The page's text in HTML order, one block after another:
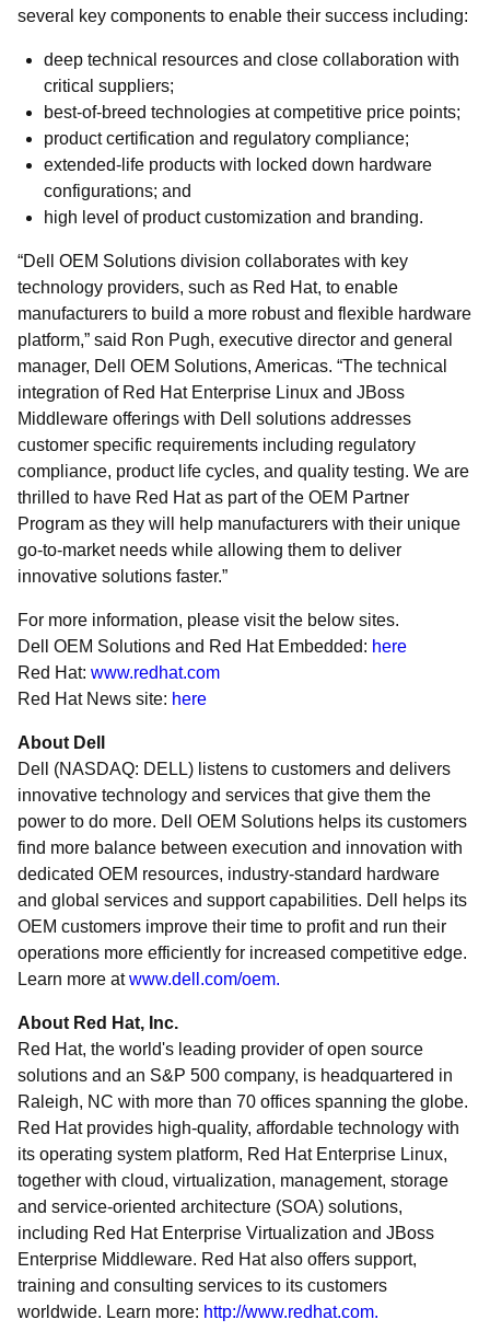
several key components to enable their success including:
deep technical resources and close collaboration with
critical suppliers;
best-of-breed technologies at competitive price points;
product certification and regulatory compliance;
extended-life products with locked down hardware
configurations; and
high level of product customization and branding.
“Dell OEM Solutions division collaborates with key
technology providers, such as Red Hat, to enable
manufacturers to build a more robust and flexible hardware
platform,” said Ron Pugh, executive director and general
manager, Dell OEM Solutions, Americas. “The technical
integration of Red Hat Enterprise Linux and JBoss
Middleware offerings with Dell solutions addresses
customer specific requirements including regulatory
compliance, product life cycles, and quality testing. We are
thrilled to have Red Hat as part of the OEM Partner
Program as they will help manufacturers with their unique
go-to-market needs while allowing them to deliver
innovative solutions faster.”
For more information, please visit the below sites.
Dell OEM Solutions and Red Hat Embedded: here
Red Hat: www.redhat.com
Red Hat News site: here
About Dell
Dell (NASDAQ: DELL) listens to customers and delivers
innovative technology and services that give them the
power to do more. Dell OEM Solutions helps its customers
find more balance between execution and innovation with
dedicated OEM resources, industry-standard hardware
and global services and support capabilities. Dell helps its
OEM customers improve their time to profit and run their
operations more efficiently for increased competitive edge.
Learn more atwww.dell.com/oem.
About Red Hat, Inc.
Red Hat, the world's leading provider of open source
solutions and an S&P 500 company, is headquartered in
Raleigh, NC with more than 70 offices spanning the globe.
Red Hat provides high-quality, affordable technology with
its operating system platform, Red Hat Enterprise Linux,
together with cloud, virtualization, management, storage
and service-oriented architecture (SOA) solutions,
including Red Hat Enterprise Virtualization and JBoss
Enterprise Middleware. Red Hat also offers support,
training and consulting services to its customers
worldwide. Learn more: http://www.redhat.com.